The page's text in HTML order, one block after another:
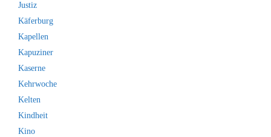
Justiz
Käferburg
Kapellen
Kapuziner
Kaserne
Kehrwoche
Kelten
Kindheit
Kino